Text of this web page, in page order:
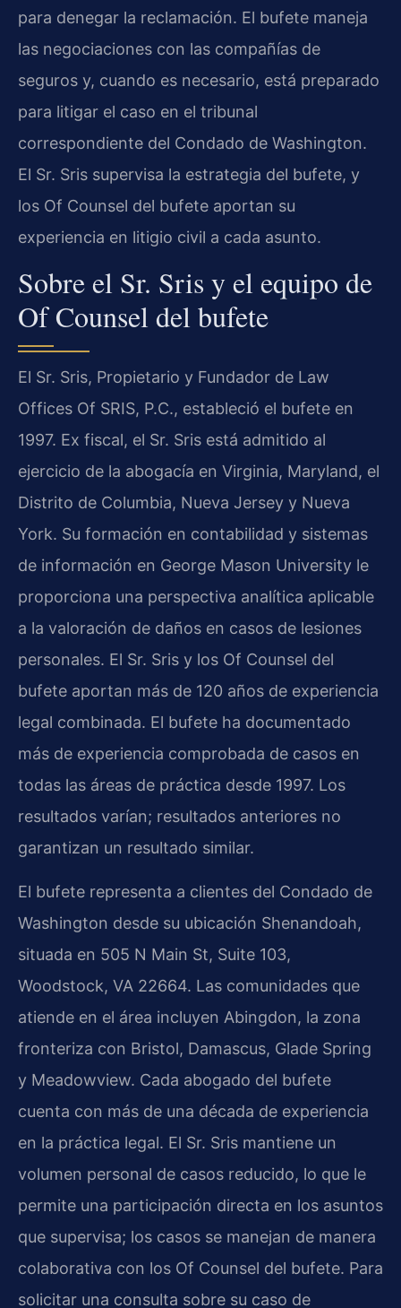
para denegar la reclamación. El bufete maneja
las negociaciones con las compañías de
seguros y, cuando es necesario, está preparado
para litigar el caso en el tribunal
correspondiente del Condado de Washington.
El Sr. Sris supervisa la estrategia del bufete, y
los Of Counsel del bufete aportan su
experiencia en litigio civil a cada asunto.
Sobre el Sr. Sris y el equipo de
Of Counsel del bufete
El Sr. Sris, Propietario y Fundador de Law
Offices Of SRIS, P.C., estableció el bufete en
1997. Ex fiscal, el Sr. Sris está admitido al
ejercicio de la abogacía en Virginia, Maryland, el
Distrito de Columbia, Nueva Jersey y Nueva
York. Su formación en contabilidad y sistemas
de información en George Mason University le
proporciona una perspectiva analítica aplicable
a la valoración de daños en casos de lesiones
personales. El Sr. Sris y los Of Counsel del
bufete aportan más de 120 años de experiencia
legal combinada. El bufete ha documentado
más de experiencia comprobada de casos en
todas las áreas de práctica desde 1997. Los
resultados varían; resultados anteriores no
garantizan un resultado similar.
El bufete representa a clientes del Condado de
Washington desde su ubicación Shenandoah,
situada en 505 N Main St, Suite 103,
Woodstock, VA 22664. Las comunidades que
atiende en el área incluyen Abingdon, la zona
fronteriza con Bristol, Damascus, Glade Spring
y Meadowview. Cada abogado del bufete
cuenta con más de una década de experiencia
en la práctica legal. El Sr. Sris mantiene un
volumen personal de casos reducido, lo que le
permite una participación directa en los asuntos
que supervisa; los casos se manejan de manera
colaborativa con los Of Counsel del bufete. Para
solicitar una consulta sobre su caso de